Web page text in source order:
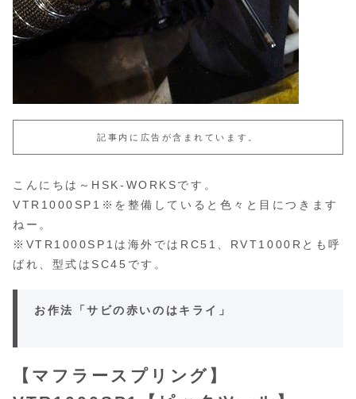
記事内に広告が含まれています。
こんにちは～HSK-WORKSです。
VTR1000SP1※を整備していると色々と目につきます
ねー。
※VTR1000SP1は海外ではRC51、RVT1000Rとも呼
ばれ、型式はSC45です。
お作法「サビの赤いのはキライ」
【マフラースプリング】